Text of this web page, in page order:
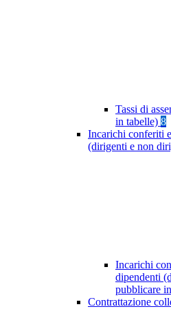
Tassi di
in tabelle) 8
Incarichi conferiti
(dirigenti e non
Incarichi
dipendenti
pubblicare
Contrattazione